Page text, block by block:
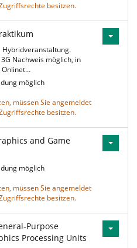
besitzen.
Hybridveranstaltung.
Nachweis möglich, in
Onlinet…
möglich
müssen Sie angemeldet
besitzen.
and Game
möglich
müssen Sie angemeldet
besitzen.
Purpose
Processing Units